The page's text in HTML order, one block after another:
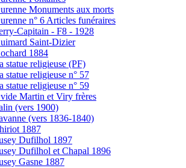
Monuments aux morts
n° 6 Articles funéraires
Capitain - F8 - 1928
Saint-Dizier
1884
statue religieuse (PF)
statue religieuse n° 57
statue religieuse n° 59
Martin et Viry frères
(vers 1900)
(vers 1836-1840)
1887
Dufilhol 1897
Dufilhol et Chapal 1896
Gasne 1887